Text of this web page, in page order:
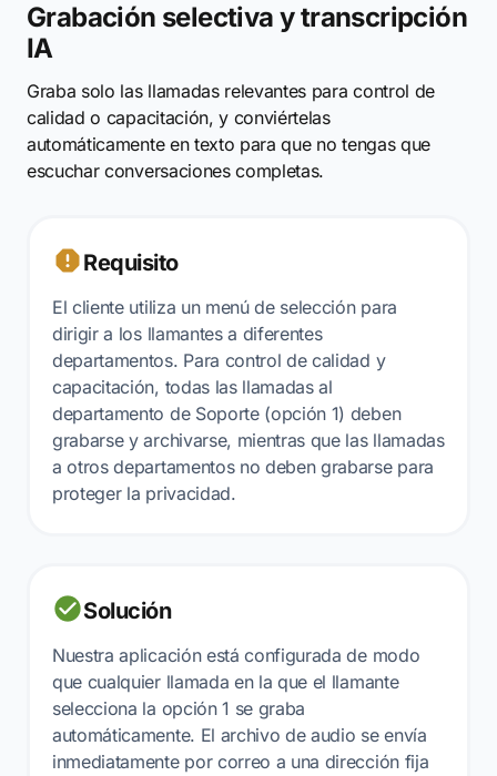
Grabación selectiva y transcripción
IA
Graba solo las llamadas relevantes para control de
calidad o capacitación, y conviértelas
automáticamente en texto para que no tengas que
escuchar conversaciones completas.
Requisito
El cliente utiliza un menú de selección para
dirigir a los llamantes a diferentes
departamentos. Para control de calidad y
capacitación, todas las llamadas al
departamento de Soporte (opción 1) deben
grabarse y archivarse, mientras que las llamadas
a otros departamentos no deben grabarse para
proteger la privacidad.
Solución
Nuestra aplicación está configurada de modo
que cualquier llamada en la que el llamante
selecciona la opción 1 se graba
automáticamente. El archivo de audio se envía
inmediatamente por correo a una dirección fija